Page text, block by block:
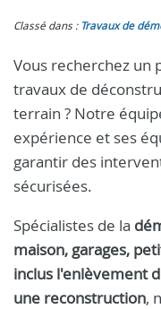
Classé dans : Travaux de
Vous recherchez un
travaux de
terrain ? Notre
expérience et ses
garantir des
sécurisées.
Spécialistes de la
maison, garages,
inclus l'enlèvement
une reconstruction,